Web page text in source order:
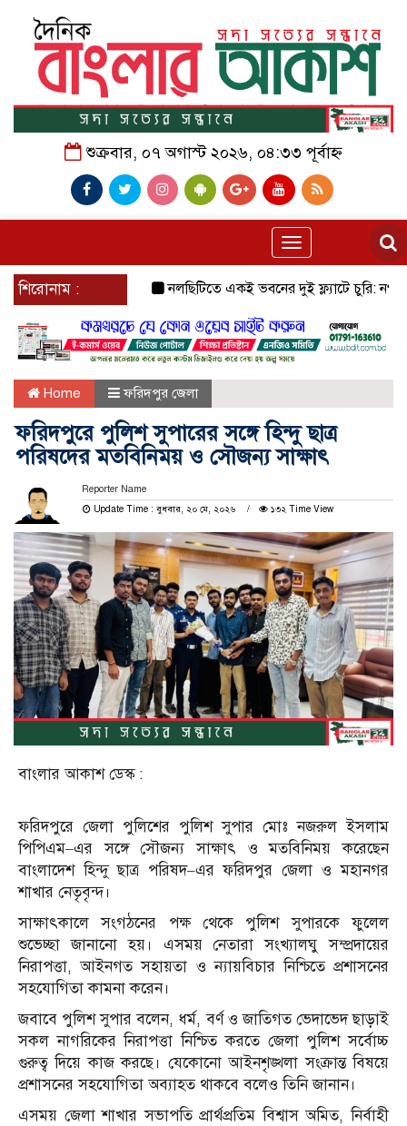
শুক্রবার, ০৭ অগাস্ট ২০২৬, ০৪:৩৩ পূর্বাহ্ন
Toggle
navigation
শিরোনাম : নলছিটিতে একই ভবনের দুই ফ্ল্যাটে চুরি: নগদ টাকা
Home ফরিদপুর জেলা
ফরিদপুরে পুলিশ সুপারের সঙ্গে হিন্দু ছাত্র
পরিষদের মতবিনিময় ও সৌজন্য সাক্ষাৎ
Reporter Name
Update Time : বুধবার, ২০ মে, ২০২৬
১৩২ Time View
বাংলার আকাশ ডেস্ক :
ফরিদপুরে জেলা পুলিশের পুলিশ সুপার মোঃ নজরুল ইসলাম
পিপিএম–এর সঙ্গে সৌজন্য সাক্ষাৎ ও মতবিনিময় করেছেন
বাংলাদেশ হিন্দু ছাত্র পরিষদ–এর ফরিদপুর জেলা ও মহানগর
শাখার নেতৃবৃন্দ।
সাক্ষাৎকালে সংগঠনের পক্ষ থেকে পুলিশ সুপারকে ফুলেল
শুভেচ্ছা জানানো হয়। এসময় নেতারা সংখ্যালঘু সম্প্রদায়ের
নিরাপত্তা, আইনগত সহায়তা ও ন্যায়বিচার নিশ্চিতে প্রশাসনের
সহযোগিতা কামনা করেন।
জবাবে পুলিশ সুপার বলেন, ধর্ম, বর্ণ ও জাতিগত ভেদাভেদ ছাড়াই
সকল নাগরিকের নিরাপত্তা নিশ্চিত করতে জেলা পুলিশ সর্বোচ্চ
গুরুত্ব দিয়ে কাজ করছে। যেকোনো আইনশৃঙ্খলা সংক্রান্ত বিষয়ে
প্রশাসনের সহযোগিতা অব্যাহত থাকবে বলেও তিনি জানান।
এসময় জেলা শাখার সভাপতি প্রার্থপ্রতিম বিশ্বাস অমিত, নির্বাহী